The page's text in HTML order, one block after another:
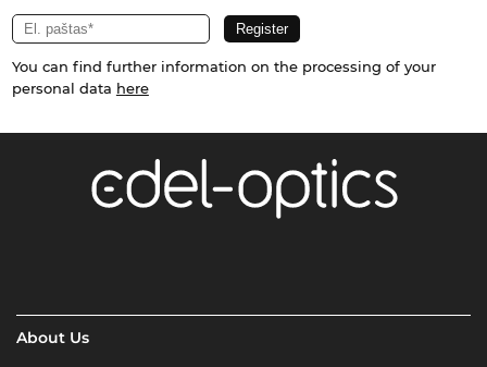
You can find further information on the processing of your
personal data here
About Us